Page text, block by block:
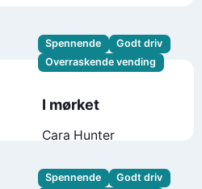
Spennende
Godt driv
Overraskende vending
I mørket
Cara Hunter
Spennende
Godt driv